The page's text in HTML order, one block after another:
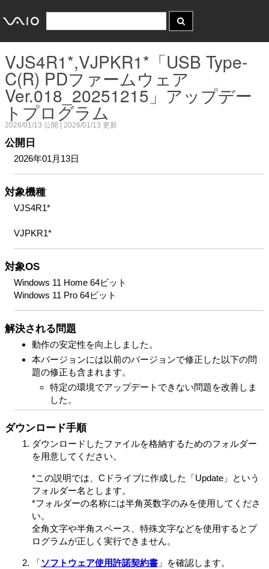
VJS4R1*,VJPKR1*「USB Type-
C(R) PDファームウェア
Ver.018_20251215」アップデー
トプログラム
2026/01/13 公開 | 2026/01/13 更新
公開日
2026年01月13日
対象機種
VJS4R1*
VJPKR1*
対象OS
Windows 11 Home 64ビット
Windows 11 Pro 64ビット
解決される問題
動作の安定性を向上しました。
本バージョンには以前のバージョンで修正した以下の問
題の修正も含まれます。
特定の環境でアップデートできない問題を改善しま
した。
ダウンロード手順
ダウンロードしたファイルを格納するためのフォルダー
を用意してください。
*この説明では、Cドライブに作成した「Update」という
フォルダー名とします。
*フォルダーの名称には半角英数字のみを使用してくださ
い。
全角文字や半角スペース、特殊文字などを使用するとプ
ログラムが正しく実行できません。
「ソフトウェア使用許諾契約書 」を確認します。